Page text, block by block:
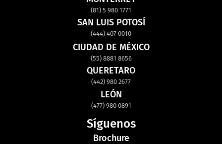
(81) 5 980 1771
SAN LUIS POTOSÍ
(444) 407 0010
CIUDAD DE MÉXICO
(55) 8881 8656
QUERETARO
(442) 980 2677
LEÓN
(477) 980 0891
Síguenos
Brochure